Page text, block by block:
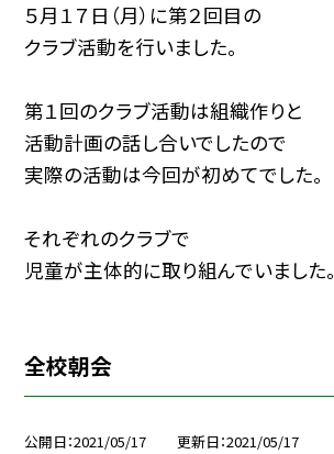
５月１７日（月）に第２回目の
クラブ活動を行いました。
第１回のクラブ活動は組織作りと
活動計画の話し合いでしたので
実際の活動は今回が初めてでした。
それぞれのクラブで
児童が主体的に取り組んでいました。
全校朝会
公開日 2021/05/17 更新日 2021/05/17